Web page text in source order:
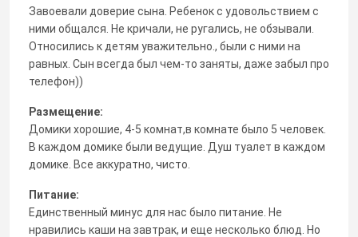
Завоевали доверие сына. Ребенок с удовольствием с
ними общался. Не кричали, не ругались, не обзывали.
Относились к детям уважительно., были с ними на
равных. Сын всегда был чем-то заняты, даже забыл про
телефон))
Размещение:
Домики хорошие, 4-5 комнат,в комнате было 5 человек.
В каждом домике были ведущие. Душ туалет в каждом
домике. Все аккуратно, чисто.
Питание:
Единственный минус для нас было питание. Не
нравились каши на завтрак, и еще несколько блюд. Но